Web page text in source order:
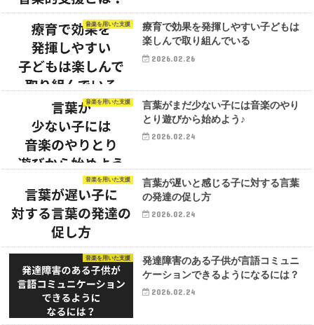
音楽を用いた支援
療育で効果を発揮しやすい子どもは
楽しんで取り組んでいる
2026.02.26
音楽を用いた支援
言葉がまだ少ない子には音楽のやり
とり遊びから始めよう♪
2026.02.24
音楽を用いた支援
言葉が遅いと感じる子に対する言葉
の発達の促し方
2026.02.24
音楽を用いた支援
発達障害のある子供が言語コミュニ
ケーションできるようになるには？
2026.02.24